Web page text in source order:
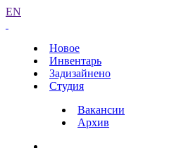
EN
Новое
Инвентарь
Задизайнено
Студия
Вакансии
Архив